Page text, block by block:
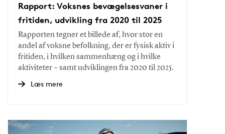
Rapport: Voksnes bevægelsesvaner i
fritiden, udvikling fra 2020 til 2025
Rapporten tegner et billede af, hvor stor en
andel af voksne befolkning, der er fysisk aktiv i
fritiden, i hvilken sammenhæng og i hvilke
aktiviteter – samt udviklingen fra 2020 til 2025.
Læs mere